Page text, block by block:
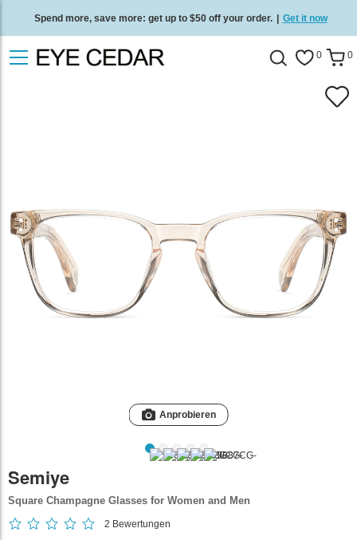
Spend more, save more: get up to $50 off your order. | Get it now
Free standard delivery on all orders Shop now 0 0
Anprobieren
Semiye
Square Champagne Glasses for Women and Men
2 Bewertungen